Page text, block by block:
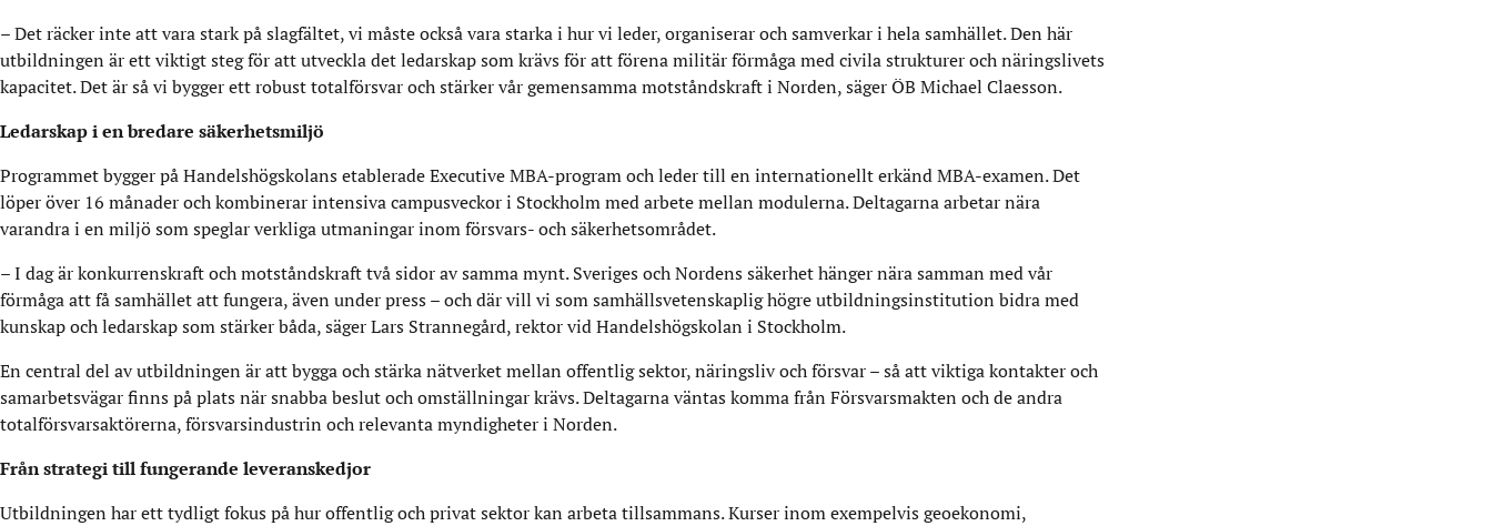
– Det räcker inte att vara stark på slagfältet, vi måste också vara starka i hur vi leder, organiserar och samverkar i hela samhället. Den här
utbildningen är ett viktigt steg för att utveckla det ledarskap som krävs för att förena militär förmåga med civila strukturer och näringslivets
kapacitet. Det är så vi bygger ett robust totalförsvar och stärker vår gemensamma motståndskraft i Norden, säger ÖB Michael Claesson.
Ledarskap i en bredare säkerhetsmiljö
Programmet bygger på Handelshögskolans etablerade Executive MBA-program och leder till en internationellt erkänd MBA-examen. Det
löper över 16 månader och kombinerar intensiva campusveckor i Stockholm med arbete mellan modulerna. Deltagarna arbetar nära
varandra i en miljö som speglar verkliga utmaningar inom försvars- och säkerhetsområdet.
– I dag är konkurrenskraft och motståndskraft två sidor av samma mynt. Sveriges och Nordens säkerhet hänger nära samman med vår
förmåga att få samhället att fungera, även under press – och där vill vi som samhällsvetenskaplig högre utbildningsinstitution bidra med
kunskap och ledarskap som stärker båda, säger Lars Strannegård, rektor vid Handelshögskolan i Stockholm.
En central del av utbildningen är att bygga och stärka nätverket mellan offentlig sektor, näringsliv och försvar – så att viktiga kontakter och
samarbetsvägar finns på plats när snabba beslut och omställningar krävs. Deltagarna väntas komma från Försvarsmakten och de andra
totalförsvarsaktörerna, försvarsindustrin och relevanta myndigheter i Norden.
Från strategi till fungerande leveranskedjor
Utbildningen har ett tydligt fokus på hur offentlig och privat sektor kan arbeta tillsammans. Kurser inom exempelvis geoekonomi,